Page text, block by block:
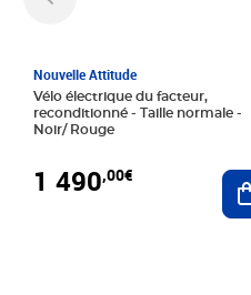
Nouvelle Attitude
Vélo électrique du facteur,
reconditionné - Taille normale -
Noir/ Rouge
1 490,00€